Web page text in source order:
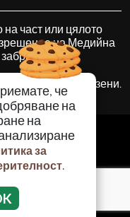
че
на
на
за
.
на част или цялото
на Медийна
права запазени.